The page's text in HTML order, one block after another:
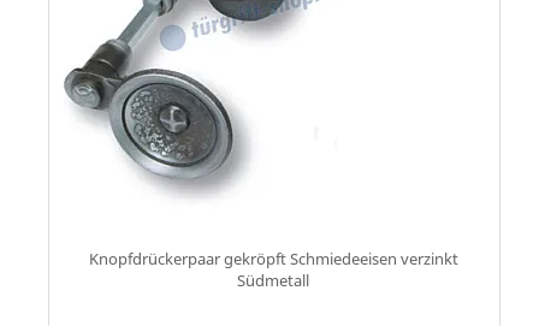
Knopfdrückerpaar gekröpft Schmiedeeisen verzinkt
Südmetall